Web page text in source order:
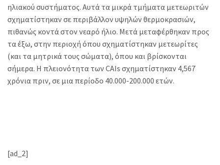
ηλιακού συστήματος. Αυτά τα μικρά τμήματα μετεωριτών
σχηματίστηκαν σε περιβάλλον υψηλών θερμοκρασιών,
πιθανώς κοντά στον νεαρό ήλιο. Μετά μεταφέρθηκαν προς
τα έξω, στην περιοχή όπου σχηματίστηκαν μετεωρίτες
(και τα μητρικά τους σώματα), όπου και βρίσκονται
σήμερα. Η πλειονότητα των CAIs σχηματίστηκαν 4,567
χρόνια πριν, σε μια περίοδο 40.000-200.000 ετών.
[ad_2]